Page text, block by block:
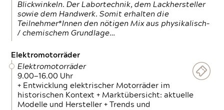
Blickwinkeln. Der Labortechnik, dem Lackhersteller
sowie dem Handwerk. Somit erhalten die
Teilnehmer*Innen den nötigen Mix aus physikalisch-
/ chemischem Grundlage…
Elektromotorräder
Elektromotorräder
9.00—16.00 Uhr
+ Entwicklung elektrischer Motorräder im
historischen Kontext + Marktübersicht: aktuelle
Modelle und Hersteller + Trends und